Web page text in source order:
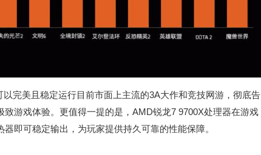
完美且稳定运行目前市面上主流的3A大作和竞技网游，彻底告
游戏体验。更值得一提的是，AMD锐龙7 9700X处理器在游戏
即可稳定输出，为玩家提供持久可靠的性能保障。